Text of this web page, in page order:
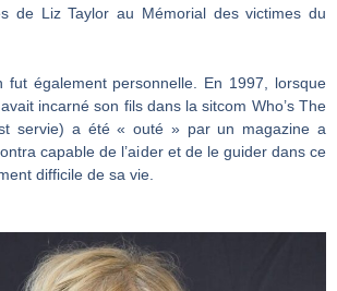
de Liz Taylor au Mémorial des victimes du
fut également personnelle. En 1997, lorsque
incarné son fils dans la sitcom Who’s The
servie) a été « outé » par un magazine a
capable de l’aider et de le guider dans ce
difficile de sa vie.